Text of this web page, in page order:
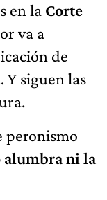
en la Corte
va a
de
Y siguen las
peronismo
alumbra ni la